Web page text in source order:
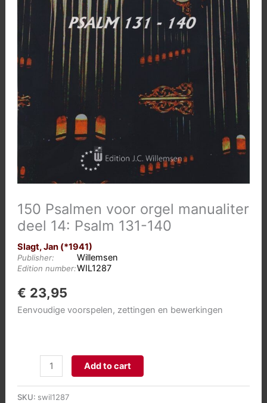
150 Psalmen voor orgel manualiter
deel 14: Psalm 131-140
Slagt, Jan (*1941)
Publisher: Willemsen
Edition number:WIL1287
€ 23,95
Eenvoudige voorspelen, zettingen en bewerkingen
Psalmen
Add to cart
SKU: swil1287